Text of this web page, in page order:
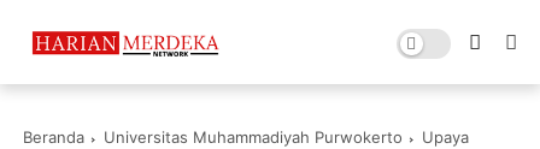
Beranda Universitas Muhammadiyah Purwokerto
Upaya